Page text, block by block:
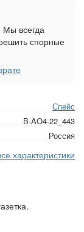
Спейс
B-AO4-22_443
Россия
характеристики
Мы всегда
спорные